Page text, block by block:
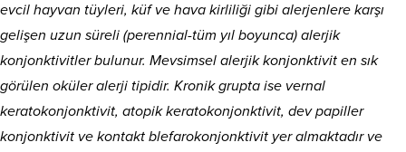
evcil hayvan tüyleri, küf ve hava kirliliği gibi alerjenlere karşı
gelişen uzun süreli (perennial-tüm yıl boyunca) alerjik
konjonktivitler bulunur. Mevsimsel alerjik konjonktivit en sık
görülen oküler alerji tipidir. Kronik grupta ise vernal
keratokonjonktivit, atopik keratokonjonktivit, dev papiller
konjonktivit ve kontakt blefarokonjonktivit yer almaktadır ve